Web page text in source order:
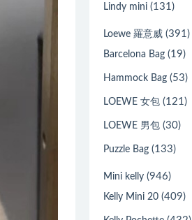
Lindy mini (131)
Loewe 羅意威 (391)
Barcelona Bag (19)
Hammock Bag (53)
LOEWE 女包 (121)
LOEWE 男包 (30)
Puzzle Bag (133)
Mini kelly (946)
Kelly Mini 20 (409)